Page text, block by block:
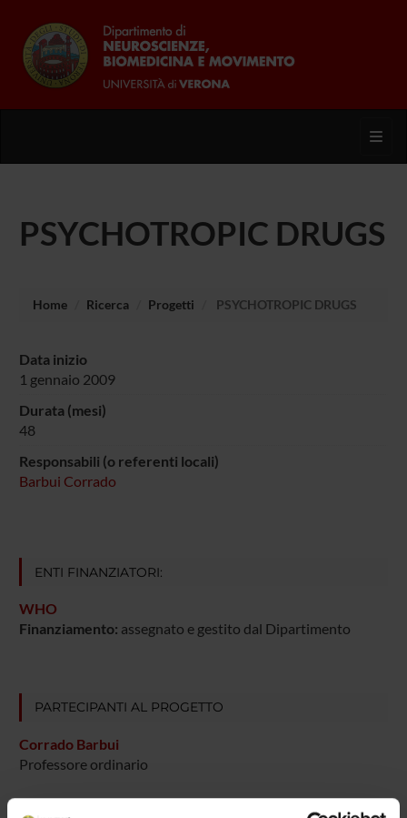
PSYCHOTROPIC DRUGS
Home Ricerca Progetti PSYCHOTROPIC DRUGS
Data inizio
1 gennaio 2009
Durata (mesi)
48
Responsabili (o referenti locali)
Barbui Corrado
ENTI FINANZIATORI:
WHO
Finanziamento: assegnato e gestito dal Dipartimento
PARTECIPANTI AL PROGETTO
Corrado Barbui
Professore ordinario